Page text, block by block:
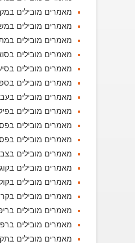
מאמרים מובילים
מאמרים מובילים
מאמרים מובילים
מאמרים מובילים
מאמרים מובילים
מאמרים מובילים
מאמרים מובילים
מאמרים מובילים
מאמרים מובילים
מאמרים מובילים
מאמרים מובילים
מאמרים מובילים
מאמרים מובילים
מאמרים מובילים
מאמרים מובילים
מאמרים מובילים
מאמרים מובילים